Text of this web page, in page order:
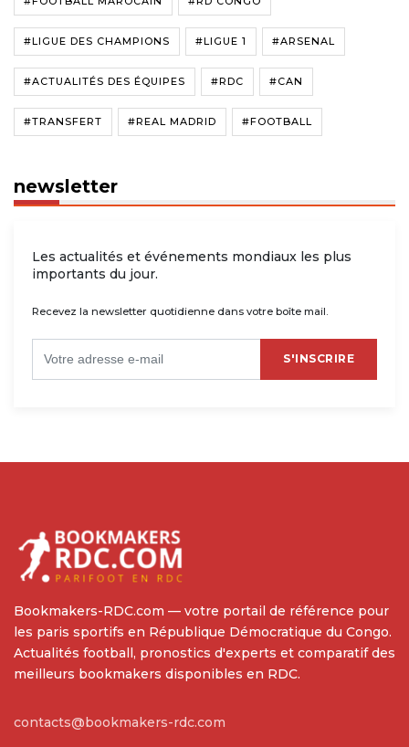
#LIGUE DES CHAMPIONS #LIGUE 1 #ARSENAL
#ACTUALITÉS DES ÉQUIPES #RDC #CAN
#TRANSFERT #REAL MADRID #FOOTBALL
newsletter
Les actualités et événements mondiaux les plus
importants du jour.
Recevez la newsletter quotidienne dans votre boîte mail.
S'INSCRIRE
Bookmakers-RDC.com — votre portail de référence pour
les paris sportifs en République Démocratique du Congo.
Actualités football, pronostics d'experts et comparatif des
meilleurs bookmakers disponibles en RDC.
contacts@bookmakers-rdc.com